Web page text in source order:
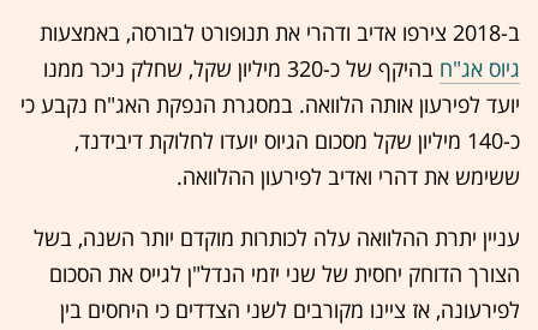
ב-2018 צירפו אדיב ודהרי את תנופורט לבורסה, באמצעות
גיוס אג"ח
בהיקף של כ-320 מיליון שקל, שחלק ניכר ממנו
יועד לפירעון אותה הלוואה. במסגרת הנפקת האג"ח נקבע כי
כ-140 מיליון שקל מסכום הגיוס יועדו לחלוקת דיבידנד,
ששימש את דהרי ואדיב לפירעון ההלוואה.
עניין יתרת ההלוואה עלה לכותרות מוקדם יותר השנה, בשל
הצורך הדוחק יחסית של שני יזמי הנדל"ן לגייס את הסכום
לפירעונה, אז ציינו מקורבים לשני הצדדים כי היחסים בין